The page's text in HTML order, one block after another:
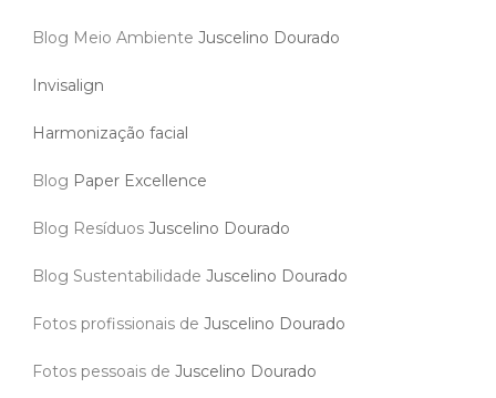
Blog Meio Ambiente Juscelino Dourado
Invisalign
Harmonização facial
Blog Paper Excellence
Blog Resíduos Juscelino Dourado
Blog Sustentabilidade Juscelino Dourado
Fotos profissionais de Juscelino Dourado
Fotos pessoais de Juscelino Dourado